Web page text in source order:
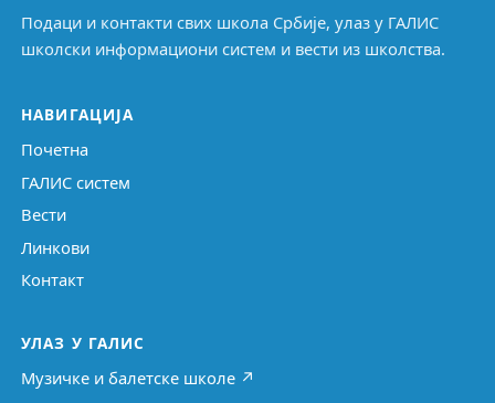
Подаци и контакти свих школа Србије, улаз у ГАЛИС
школски информациони систем и вести из школства.
НАВИГАЦИЈА
Почетна
ГАЛИС систем
Вести
Линкови
Контакт
УЛАЗ У ГАЛИС
Музичке и балетске школе ↗